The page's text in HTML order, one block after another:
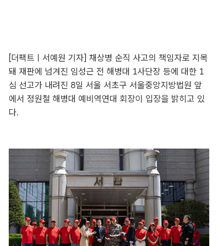
[더팩트ㅣ서예원 기자] 채상병 순직 사고의 책임자로 지목
돼 재판에 넘겨진 임성근 전 해병대 1사단장 등에 대한 1
심 선고가 내려진 8일 서울 서초구 서울중앙지방법원 앞
에서 정원철 해병대 예비역연대 회장이 입장을 밝히고 있
다.